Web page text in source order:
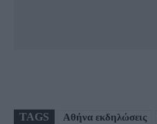
TAGS Αθήνα εκδηλώσεις